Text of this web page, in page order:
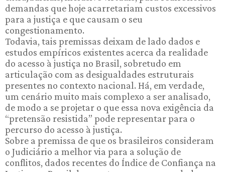
demandas que hoje acarretariam custos excessivos
para a justiça e que causam o seu
congestionamento.
Todavia, tais premissas deixam de lado dados e
estudos empíricos existentes acerca da realidade
do acesso à justiça no Brasil, sobretudo em
articulação com as desigualdades estruturais
presentes no contexto nacional. Há, em verdade,
um cenário muito mais complexo a ser analisado,
de modo a se projetar o que essa nova exigência da
“pretensão resistida” pode representar para o
percurso do acesso à justiça.
Sobre a premissa de que os brasileiros consideram
o Judiciário a melhor via para a solução de
conflitos, dados recentes do Índice de Confiança na